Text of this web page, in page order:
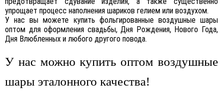
упрощает процесс наполнения шариков гелием или воздухом.
У нас вы можете купить фольгированные воздушные шары
оптом для оформления свадьбы, Дня Рождения, Нового Года,
Дня Влюбленных и любого другого повода.
У нас можно купить оптом воздушные
шары эталонного качества!